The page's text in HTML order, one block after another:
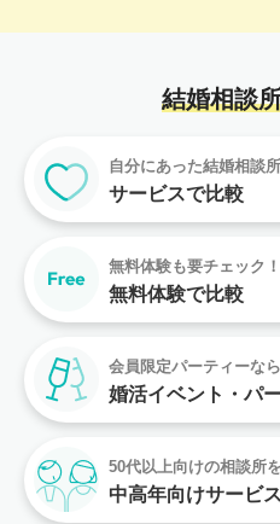
結婚相談
自分にあった結婚相談
サービスで比較
無料体験も要チェック！
無料体験で比較
会員限定パーティーなら
婚活イベント・パ
50代以上向けの相談所
中高年向けサービ